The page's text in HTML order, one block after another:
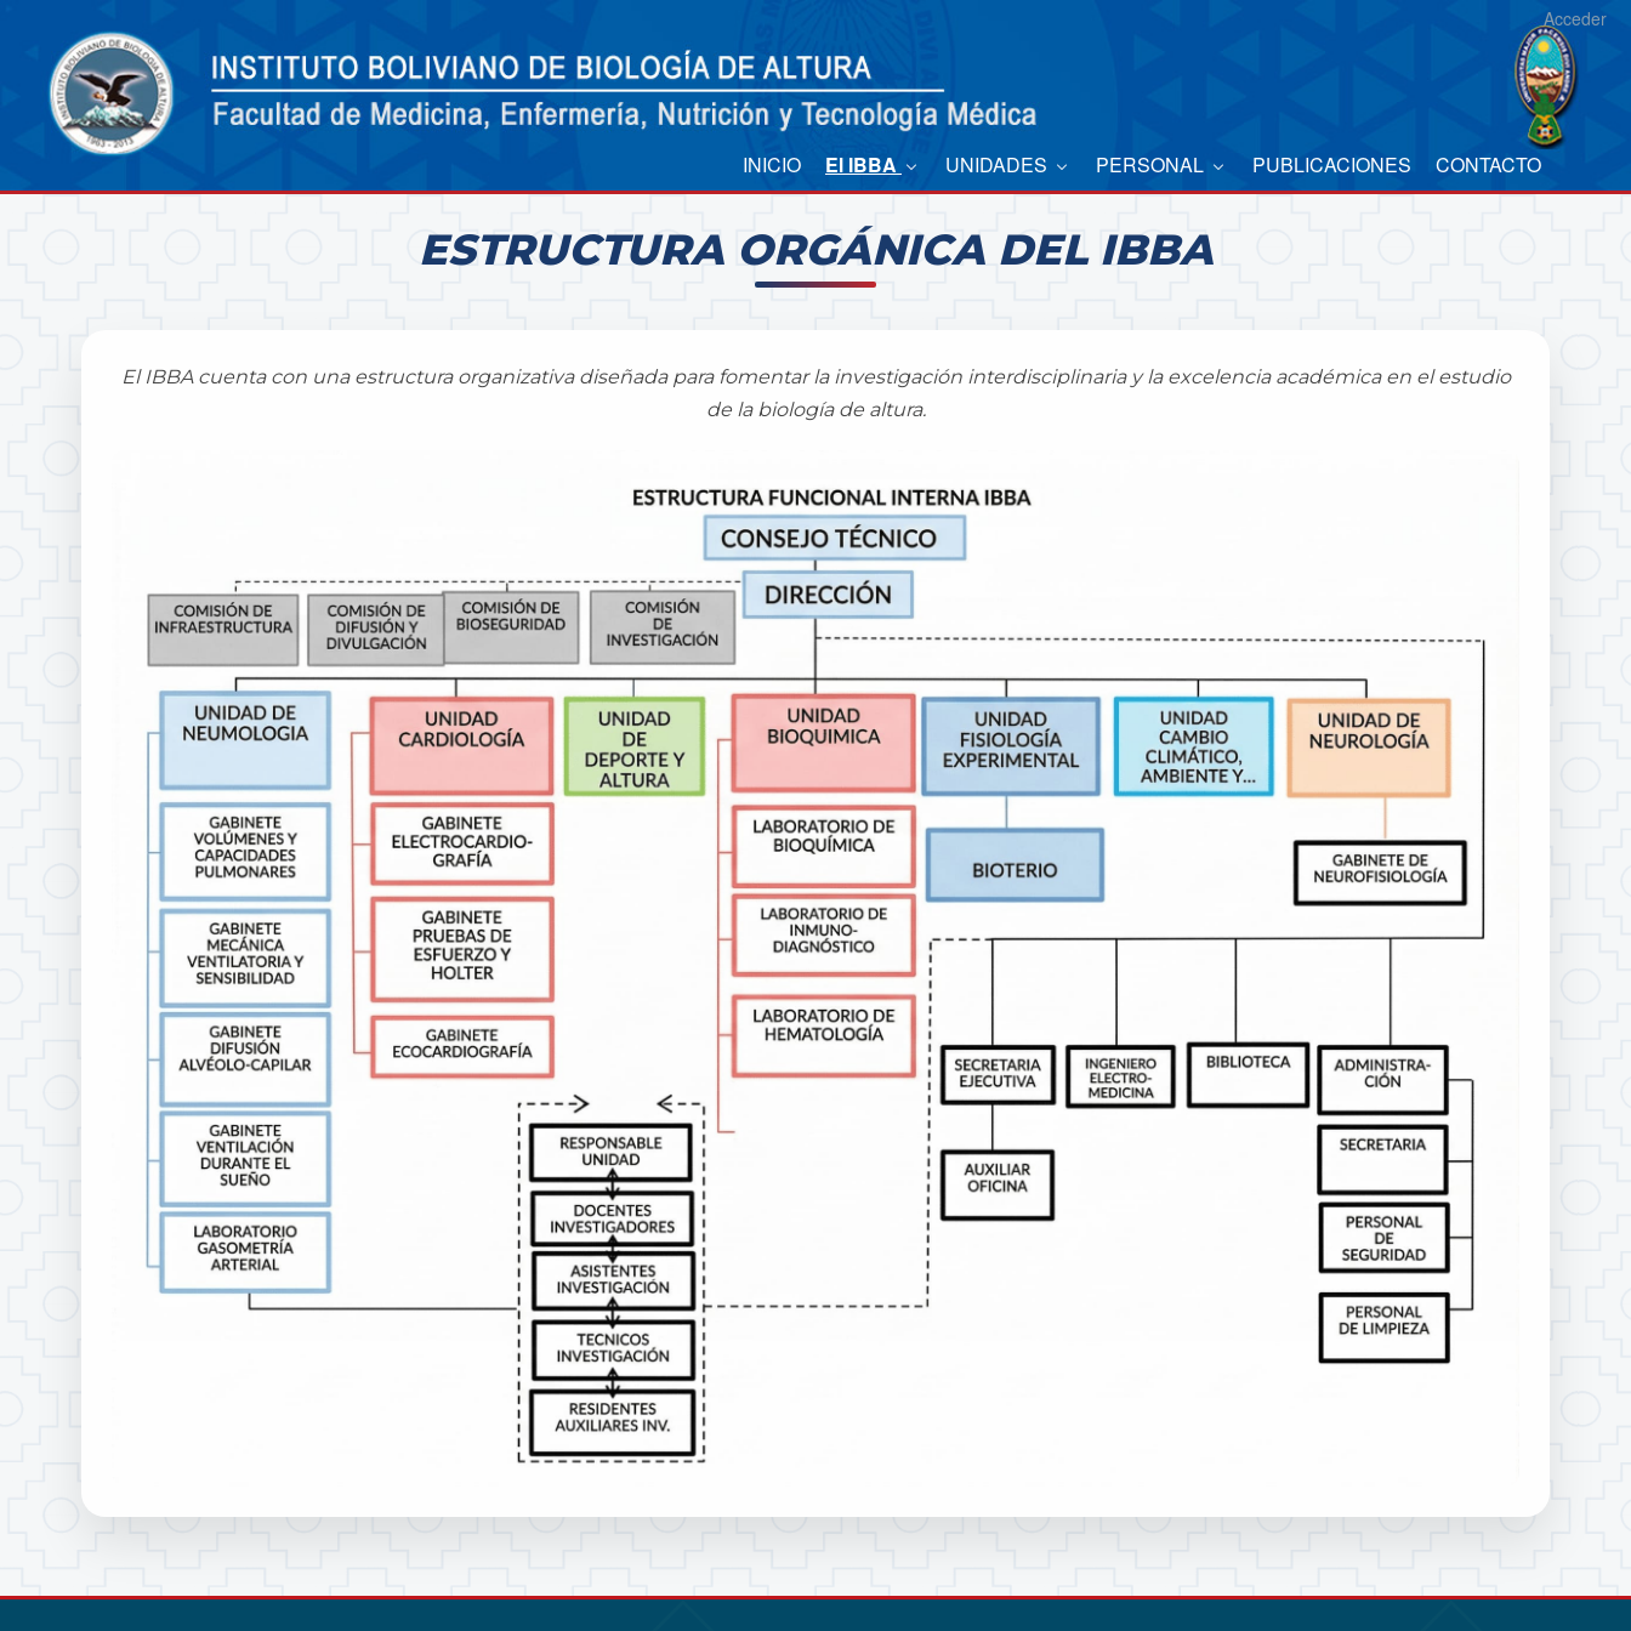
Acceder
INICIO El IBBA UNIDADES PERSONAL PUBLICACIONES CONTACTO
ESTRUCTURA ORGÁNICA DEL IBBA
El IBBA cuenta con una estructura organizativa diseñada para fomentar la investigación interdisciplinaria y la excelencia académica en el estudio
de la biología de altura.